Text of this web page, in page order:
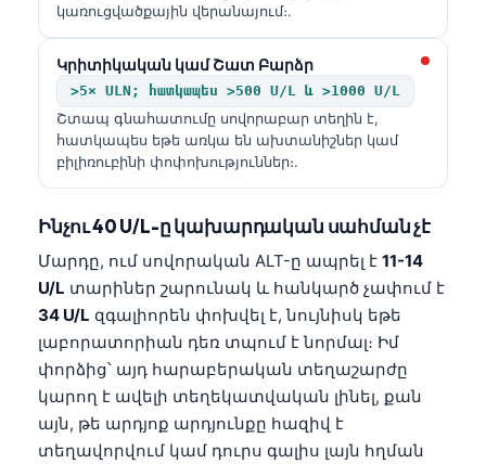
կառուցվածքային վերանայում։.
Կրիտիկական կամ Շատ Բարձր
>5× ULN; հատկապես >500 U/L և >1000 U/L
Շտապ գնահատումը սովորաբար տեղին է,
հատկապես եթե առկա են ախտանիշներ կամ
բիլիռուբինի փոփոխություններ։.
Ինչու 40 U/L-ը կախարդական սահման չէ
Մարդը, ում սովորական ALT-ը ապրել է 11-14
U/L տարիներ շարունակ և հանկարծ չափում է
34 U/L զգալիորեն փոխվել է, նույնիսկ եթե
լաբորատորիան դեռ տպում է նորմալ։ Իմ
փորձից՝ այդ հարաբերական տեղաշարժը
կարող է ավելի տեղեկատվական լինել, քան
այն, թե արդյոք արդյունքը հազիվ է
տեղավորվում կամ դուրս գալիս լայն հղման